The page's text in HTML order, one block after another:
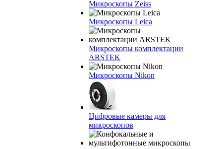
Микроскопы Zeiss
Микроскопы Leica
Микроскопы комплектации
ARSTEK
Микроскопы Nikon
Цифровые камеры для
микроскопов